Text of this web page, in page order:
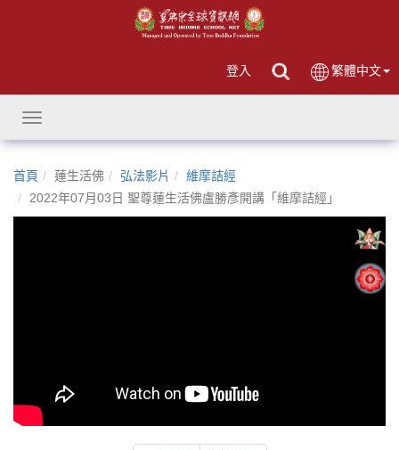
登入 繁體中文
Toggle
navigation
首頁 蓮生活佛 弘法影片
維摩詰經
2022年07月03日 聖尊蓮生活佛盧勝彥開講「維摩詰經」